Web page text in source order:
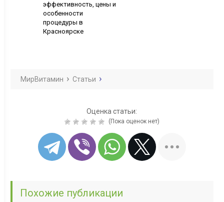
эффективность, цены и
особенности
процедуры в
Красноярске
МирВитамин Статьи
Оценка статьи:
(Пока оценок нет)
Похожие публикации